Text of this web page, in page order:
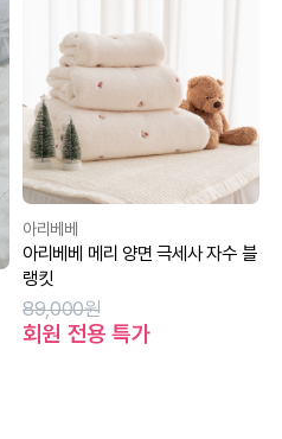
아리베베
아리베베 메리 양면 극세사 자수 블
랭킷
89,000원
회원 전용 특가